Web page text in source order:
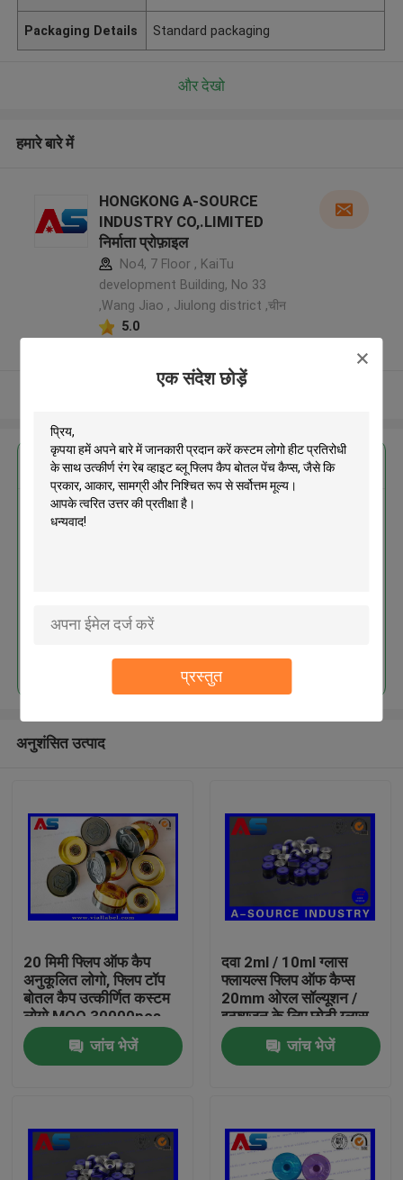
एक संदेश छोड़ें
प्रस्तुत
घर
हमारे बारे में
Packaging Details Standard packaging
और देखो
हमारे बारे में
HONGKONG A-SOURCE
INDUSTRY CO,.LIMITED
निर्माता प्रोफ़ाइल
No4, 7 Floor , KaiTu
development Building, No 33
,Wang Jiao , Jiulong district ,चीन
5.0
सबसे उत्तम प्रतिदान प्राप्त करें
कस्टम लोगो हीट प्रतिरोधी के साथ उत्कीर्ण
अनुशंसित उत्पाद
20 मिमी फ्लिप ऑफ कैप
अनुकूलित लोगो, फ्लिप टॉप
बोतल कैप उत्कीर्णित कस्टम
लोगो MOQ 30000pcs
जांच भेजें
दवा 2ml / 10ml ग्लास
फ्लायल्स फ्लिप ऑफ कैप्स
20mm ओरल सॉल्यूशन /
इन्फ्यूजन के लिए छोटी ग्लास
की बोतल
जांच भेजें